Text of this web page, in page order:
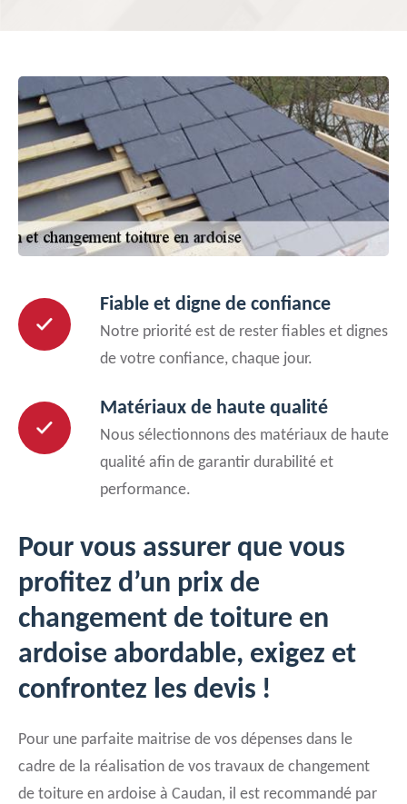
Fiable et digne de confiance
Notre priorité est de rester fiables et dignes
de votre confiance, chaque jour.
Matériaux de haute qualité
Nous sélectionnons des matériaux de haute
qualité afin de garantir durabilité et
performance.
Pour vous assurer que vous
profitez d’un prix de
changement de toiture en
ardoise abordable, exigez et
confrontez les devis !
Pour une parfaite maitrise de vos dépenses dans le
cadre de la réalisation de vos travaux de changement
de toiture en ardoise à Caudan, il est recommandé par